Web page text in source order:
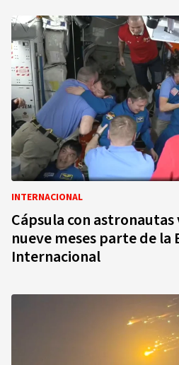
INTERNACIONAL
Cápsula con
nueve meses parte de la
Internacional